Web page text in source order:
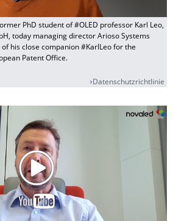
PhD student of #OLED professor Karl Leo,
today managing director Arioso Systems
his close companion #KarlLeo for the
Patent Office.
Datenschutzrichtlinie